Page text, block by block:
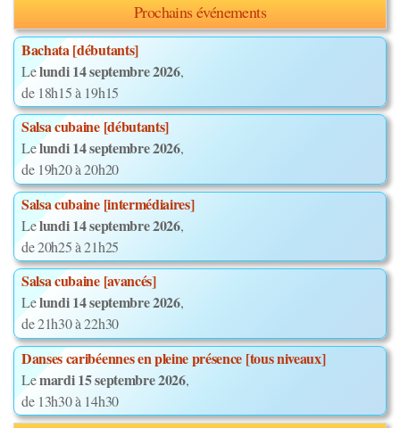
Prochains événements
Bachata [débutants]
Lelundi 14 septembre 2026,
de 18h15 à 19h15
Salsa cubaine [débutants]
Lelundi 14 septembre 2026,
de 19h20 à 20h20
Salsa cubaine [intermédiaires]
Lelundi 14 septembre 2026,
de 20h25 à 21h25
Salsa cubaine [avancés]
Lelundi 14 septembre 2026,
de 21h30 à 22h30
Danses caribéennes en pleine présence [tous niveaux]
Lemardi 15 septembre 2026,
de 13h30 à 14h30